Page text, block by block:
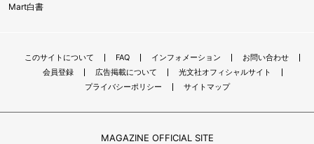
Mart白書
このサイトについて FAQ インフォメーション
お問い合わせ
会員登録
広告掲載について
光文社オフィシャルサイト
プライバシーポリシー
サイトマップ
MAGAZINE OFFICIAL SITE